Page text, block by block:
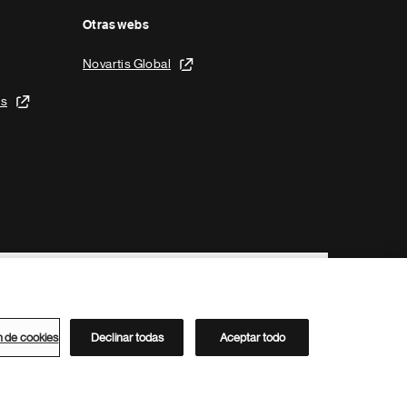
Otras webs
Novartis Global
Directorio de Novartis
de cookies Declinar todas Aceptar todo